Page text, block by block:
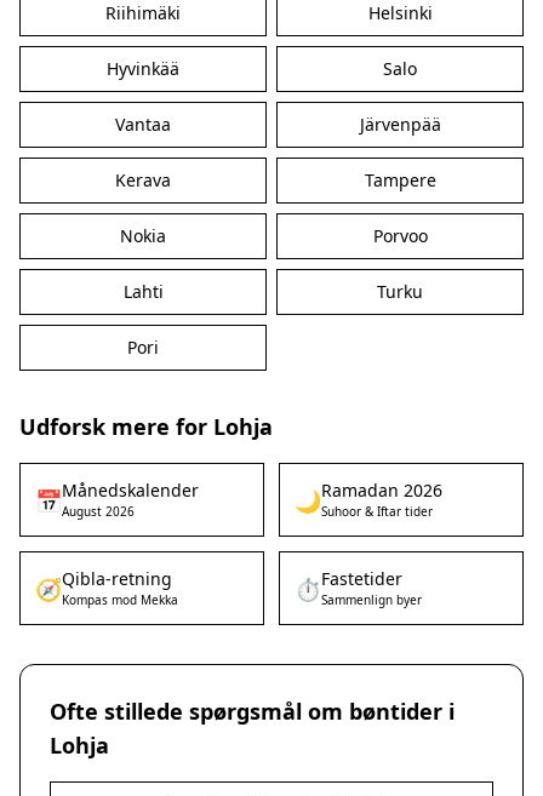
Riihimäki Helsinki
Hyvinkää Salo
Vantaa Järvenpää
Kerava Tampere
Nokia Porvoo
Lahti Turku
Pori
Udforsk mere for Lohja
📅Månedskalender
August 2026 🌙Ramadan 2026
Suhoor & Iftar tider
🧭Qibla-retning
Kompas mod Mekka ⏱️Fastetider
Sammenlign byer
Ofte stillede spørgsmål om bøntider i
Lohja